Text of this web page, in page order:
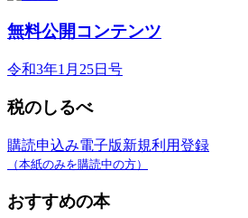
無料公開コンテンツ
令和3年1月25日号
税のしるべ
購読申込み電子版新規利用登録
（本紙のみを購読中の方）
おすすめの本